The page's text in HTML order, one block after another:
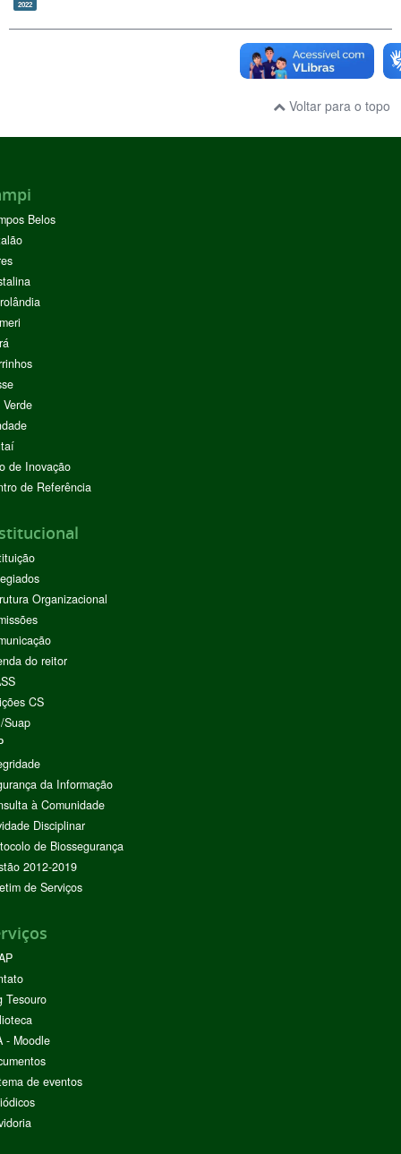
2022
Voltar para o topo
Belos
de Inovação
de Referência
Organizacional
do reitor
CS
Suap
da Informação
à Comunidade
Disciplinar
de Biossegurança
2012-2019
de Serviços
Tesouro
- Moodle
de eventos